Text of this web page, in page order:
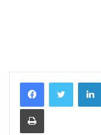
Print